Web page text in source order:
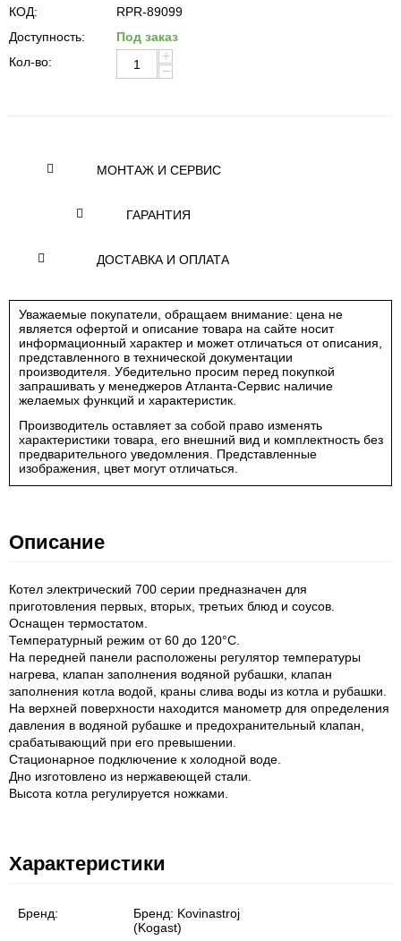
КОД:
RPR-89099
Доступность:
Под заказ
Кол-во:
+
−
МОНТАЖ И СЕРВИС
ГАРАНТИЯ
ДОСТАВКА И ОПЛАТА
Уважаемые покупатели, обращаем внимание: цена не
является офертой и описание товара на сайте носит
информационный характер и может отличаться от описания,
представленного в технической документации
производителя. Убедительно просим перед покупкой
запрашивать у менеджеров Атланта-Сервис наличие
желаемых функций и характеристик.
Производитель оставляет за собой право изменять
характеристики товара, его внешний вид и комплектность без
предварительного уведомления. Представленные
изображения, цвет могут отличаться.
Описание
Котел электрический 700 серии предназначен для
приготовления первых, вторых, третьих блюд и соусов.
Оснащен термостатом.
Температурный режим от 60 до 120°C.
На передней панели расположены регулятор температуры
нагрева, клапан заполнения водяной рубашки, клапан
заполнения котла водой, краны слива воды из котла и рубашки.
На верхней поверхности находится манометр для определения
давления в водяной рубашке и предохранительный клапан,
срабатывающий при его превышении.
Стационарное подключение к холодной воде.
Дно изготовлено из нержавеющей стали.
Высота котла регулируется ножками.
Характеристики
Бренд: Бренд: Kovinastroj
(Kogast)